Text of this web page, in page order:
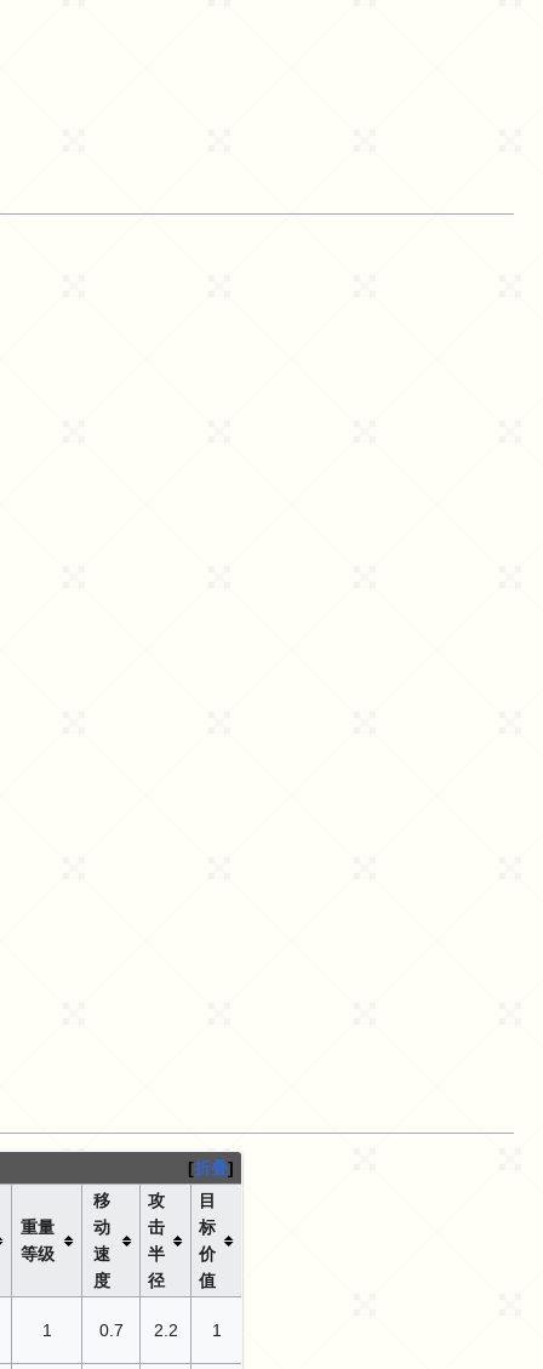
折叠
重量
等级
移
动
速
度
攻
击
半
径
目
标
价
值
1 0.7 2.2 1